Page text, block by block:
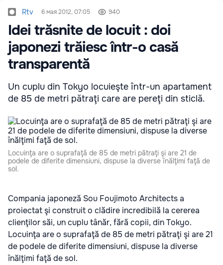
Rtv 6 мая 2012, 07:05 940
Idei trăsnite de locuit : doi
japonezi trăiesc într-o casă
transparentă
Un cuplu din Tokyo locuieşte într-un apartament
de 85 de metri pătraţi care are pereţi din sticlă.
Locuinţa are o suprafaţă de 85 de metri pătraţi şi are 21 de
podele de diferite dimensiuni, dispuse la diverse înălţimi faţă de
sol.
Compania japoneză Sou Foujimoto Architects a
proiectat şi construit o clădire incredibilă la cererea
clienţilor săi, un cuplu tânăr, fără copii, din Tokyo.
Locuinţa are o suprafaţă de 85 de metri pătraţi şi are 21
de podele de diferite dimensiuni, dispuse la diverse
înălţimi faţă de sol.